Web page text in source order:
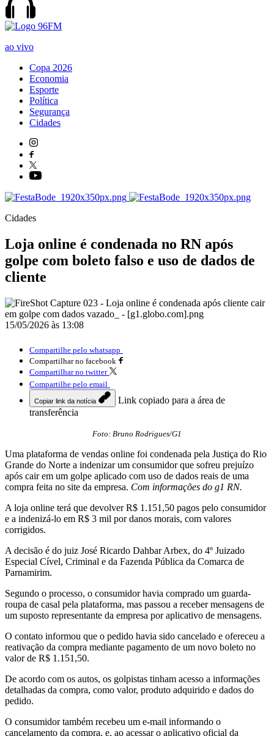
ao vivo
Copa 2026
Economia
Esporte
Política
Segurança
Cidades
Cidades
Loja online é condenada no RN após
golpe com boleto falso e uso de dados de
cliente
15/05/2026 às 13:08
Compartilhe pelo whatsapp
Compartilhar no facebook
Compartilhar no twitter
Compartilhe pelo email
Copiar link da notícia
Link copiado para a área de
transferência
Foto: Bruno Rodrigues/G1
Uma plataforma de vendas online foi condenada pela Justiça do Rio
Grande do Norte a indenizar um consumidor que sofreu prejuízo
após cair em um golpe aplicado com uso de dados reais de uma
compra feita no site da empresa. Com informações do g1 RN.
A loja online terá que devolver R$ 1.151,50 pagos pelo consumidor
e a indenizá-lo em R$ 3 mil por danos morais, com valores
corrigidos.
A decisão é do juiz José Ricardo Dahbar Arbex, do 4º Juizado
Especial Cível, Criminal e da Fazenda Pública da Comarca de
Parnamirim.
Segundo o processo, o consumidor havia comprado um guarda-
roupa de casal pela plataforma, mas passou a receber mensagens de
um suposto representante da empresa por aplicativo de mensagens.
O contato informou que o pedido havia sido cancelado e ofereceu a
reativação da compra mediante pagamento de um novo boleto no
valor de R$ 1.151,50.
De acordo com os autos, os golpistas tinham acesso a informações
detalhadas da compra, como valor, produto adquirido e dados do
pedido.
O consumidor também recebeu um e-mail informando o
cancelamento da compra, e, ao acessar o aplicativo oficial da